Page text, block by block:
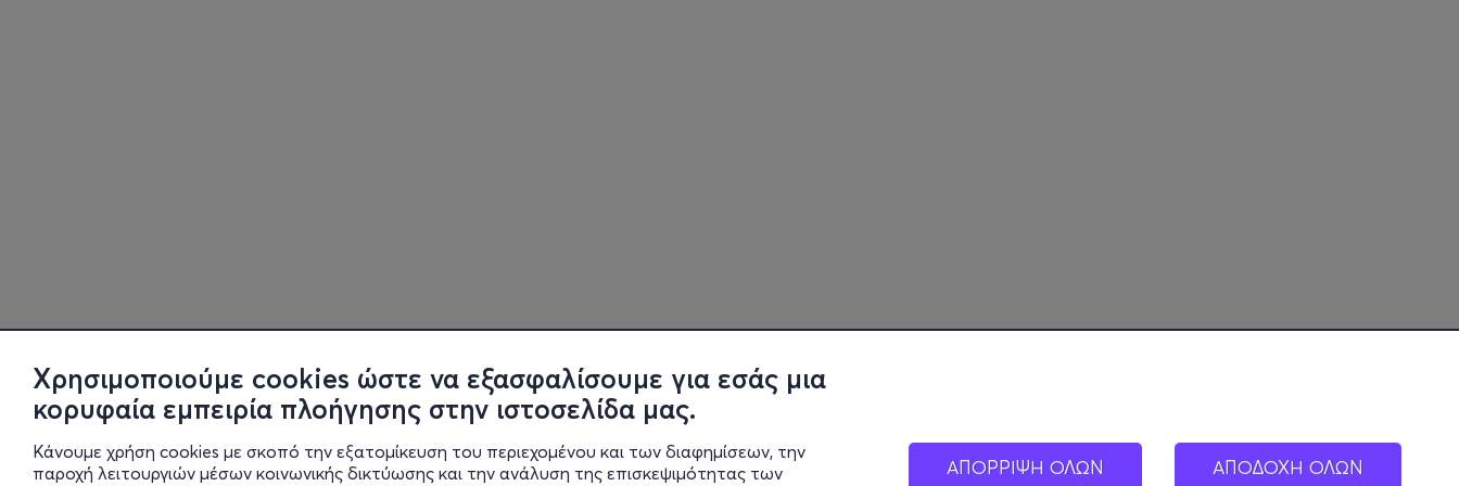
Χρησιμοποιούμε cookies ώστε να εξασφαλίσουμε για εσάς μια
κορυφαία εμπειρία πλοήγησης στην ιστοσελίδα μας.
Κάνουμε χρήση cookies με σκοπό την εξατομίκευση του περιεχομένου και των διαφημίσεων, την
παροχή λειτουργιών μέσων κοινωνικής δικτύωσης και την ανάλυση της επισκεψιμότητας των
ΑΠΟΡΡΙΨΗ ΟΛΩΝ ΑΠΟΔΟΧΗ ΟΛΩΝ